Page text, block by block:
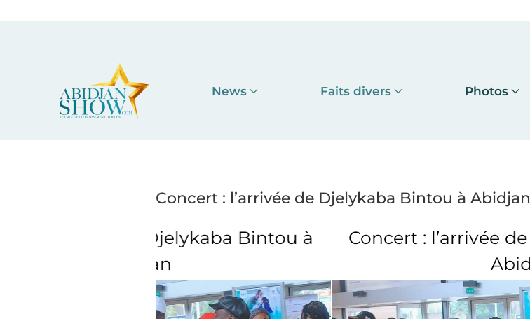
News Faits divers Photos
Concert : l’arrivée de Djelykaba Bintou à Abidjan
Concert : l’arrivée de Djelykaba Bintou à